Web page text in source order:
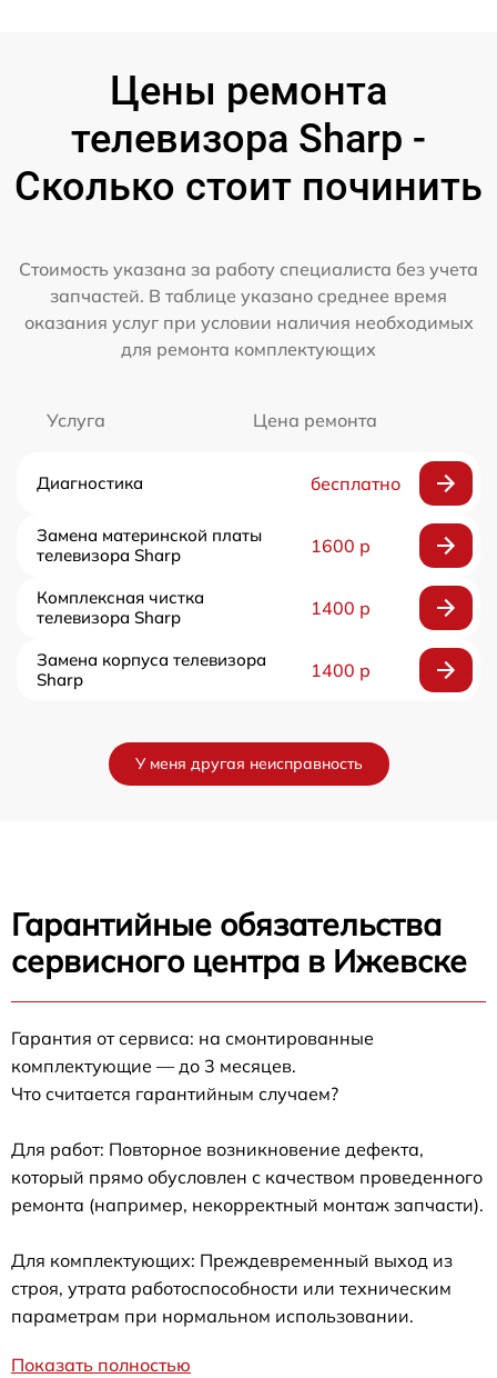
Цены ремонта
телевизора Sharp -
Сколько стоит починить
Стоимость указана за работу специалиста без учета
запчастей. В таблице указано среднее время
оказания услуг при условии наличия необходимых
для ремонта комплектующих
Услуга Цена ремонта
Диагностика бесплатно
Замена материнской платы
телевизора Sharp
1600 р
Комплексная чистка
телевизора Sharp
1400 р
Замена корпуса телевизора
Sharp
1400 р
У меня другая неисправность
Гарантийные обязательства
сервисного центра в Ижевске
Гарантия от сервиса: на смонтированные
комплектующие — до 3 месяцев.
Что считается гарантийным случаем?
Для работ: Повторное возникновение дефекта,
который прямо обусловлен с качеством проведенного
ремонта (например, некорректный монтаж запчасти).
Для комплектующих: Преждевременный выход из
строя, утрата работоспособности или техническим
параметрам при нормальном использовании.
Показать полностью